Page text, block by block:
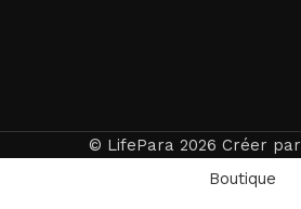
© LifePara 2026 Créer par
Boutique